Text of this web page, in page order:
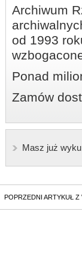
Archiwum
od 1993
Ponad
Zamów
Masz już
POPRZEDNI ARTYKUŁ Z